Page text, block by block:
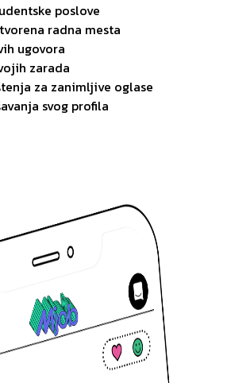
poslove
radna mesta
ugovora
zarada
za zanimljive oglase
svog profila